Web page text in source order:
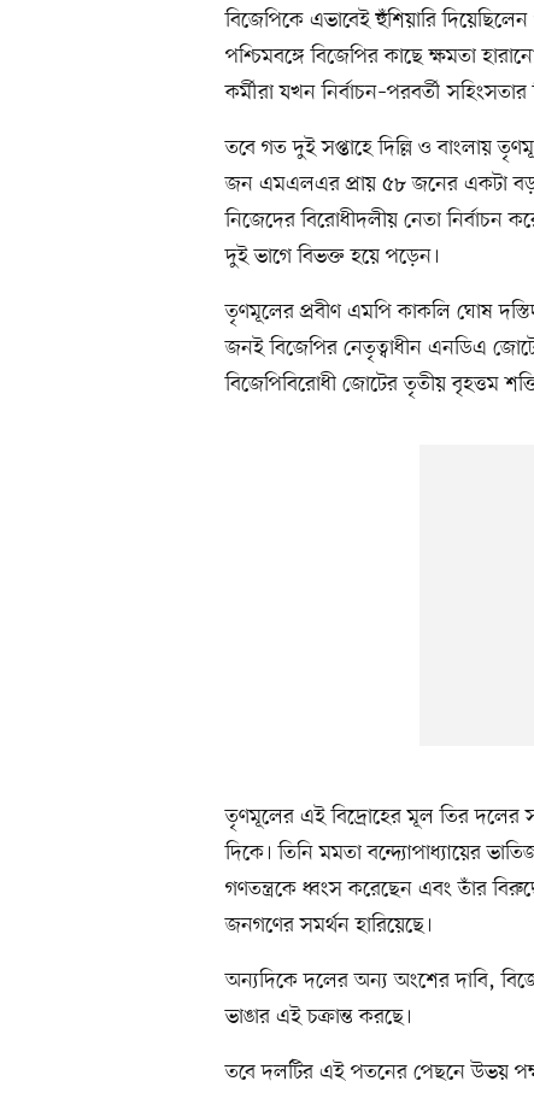
বিজেপিকে এভাবেই হুঁশিয়ারি দিয়েছিলেন
পশ্চিমবঙ্গে বিজেপির কাছে ক্ষমতা
কর্মীরা যখন নির্বাচন–পরবর্তী
তবে গত দুই সপ্তাহে দিল্লি ও বাংলায়
জন এমএলএর প্রায় ৫৮ জনের একটা বড়
নিজেদের বিরোধীদলীয় নেতা
দুই ভাগে বিভক্ত হয়ে পড়েন।
তৃণমূলের প্রবীণ এমপি কাকলি ঘোষ
জনই বিজেপির নেতৃত্বাধীন এনডিএ
বিজেপিবিরোধী জোটের তৃতীয় বৃহত্তম
তৃণমূলের এই বিদ্রোহের মূল তির দলের
দিকে। তিনি মমতা বন্দ্যোপাধ্যায়ের
গণতন্ত্রকে ধ্বংস করেছেন এবং তাঁর
জনগণের সমর্থন হারিয়েছে।
অন্যদিকে দলের অন্য অংশের দাবি,
ভাঙার এই চক্রান্ত করছে।
তবে দলটির এই পতনের পেছনে উভয়